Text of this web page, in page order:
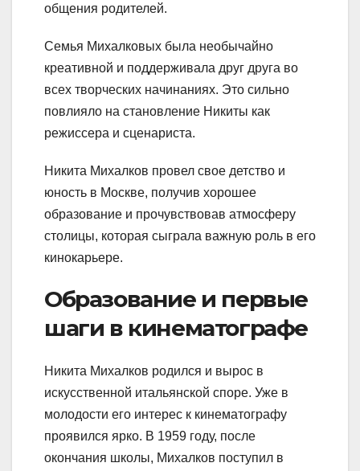
общения родителей.
Семья Михалковых была необычайно
креативной и поддерживала друг друга во
всех творческих начинаниях. Это сильно
повлияло на становление Никиты как
режиссера и сценариста.
Никита Михалков провел свое детство и
юность в Москве, получив хорошее
образование и прочувствовав атмосферу
столицы, которая сыграла важную роль в его
кинокарьере.
Образование и первые
шаги в кинематографе
Никита Михалков родился и вырос в
искусственной итальянской споре. Уже в
молодости его интерес к кинематографу
проявился ярко. В 1959 году, после
окончания школы, Михалков поступил в